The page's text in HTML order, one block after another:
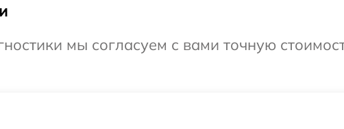
мы согласуем с вами точную